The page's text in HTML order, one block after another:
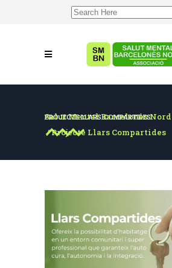
Search
PROJECTE LLARS COMPARTIDES
Salut Mental Barcelonès Nord
/Projecte Llars Compartides